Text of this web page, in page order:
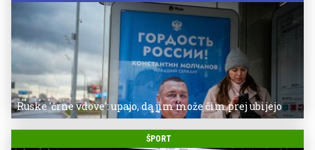
Ruske 'črne vdove': upajo, da jim može čim prej ubijejo
ŠPORT